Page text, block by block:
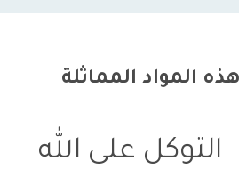
المواد المماثلة
التوكل على الله